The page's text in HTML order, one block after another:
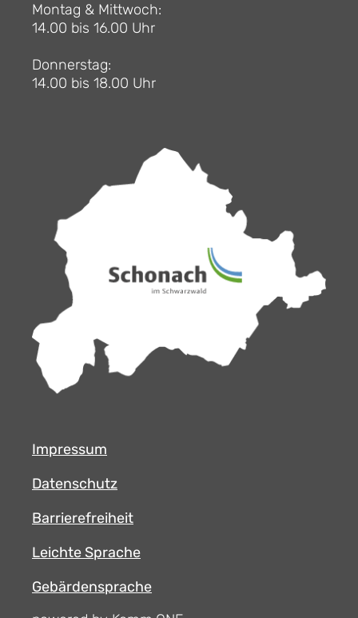
Montag & Mittwoch:
14.00 bis 16.00 Uhr
Donnerstag:
14.00 bis 18.00 Uhr
Impressum
Datenschutz
Barrierefreiheit
Leichte Sprache
Gebärdensprache